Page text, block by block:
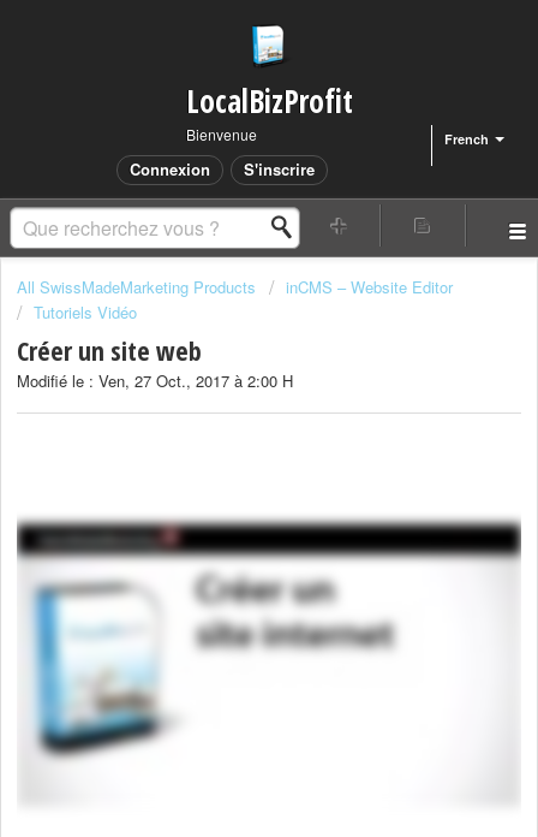
LocalBizProfit
French
Bienvenue
Connexion S'inscrire
All SwissMadeMarketing Products
inCMS – Website Editor
Tutoriels Vidéo
Créer un site web
Modifié le : Ven, 27 Oct., 2017 à 2:00 H